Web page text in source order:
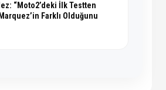
“Moto2’deki İlk Testten
Farklı Olduğunu